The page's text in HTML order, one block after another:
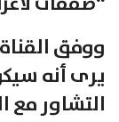
ووفق
يرى أنه
التشاور مع